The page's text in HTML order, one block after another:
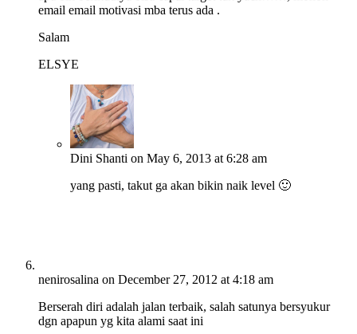
email email motivasi mba terus ada .
Salam
ELSYE
Dini Shanti on May 6, 2013 at 6:28 am
yang pasti, takut ga akan bikin naik level 🙂
nenirosalina on December 27, 2012 at 4:18 am
Berserah diri adalah jalan terbaik, salah satunya bersyukur
dgn apapun yg kita alami saat ini